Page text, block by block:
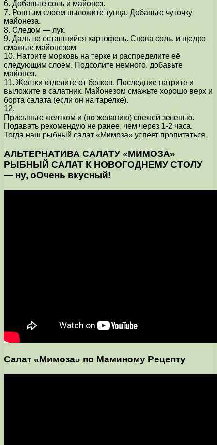
6. Добавьте соль и майонез.
7. Ровным слоем выложите тунца. Добавьте чуточку
майонеза.
8. Следом — лук.
9. Дальше оставшийся картофель. Снова соль, и щедро
смажьте майонезом.
10. Натрите морковь на терке и распределите её
следующим слоем. Подсолите немного, добавьте
майонез.
11. Желтки отделите от белков. Последние натрите и
выложите в салатник. Майонезом смажьте хорошо верх и
борта салата (если он на тарелке).
12.
Присыпьте желтком и (по желанию) свежей зеленью.
Подавать рекомендую не ранее, чем через 1-2 часа.
Тогда наш рыбный салат «Мимоза» успеет пропитаться.
АЛЬТЕРНАТИВА САЛАТУ «МИМОЗА»
РЫБНЫЙ САЛАТ К НОВОГОДНЕМУ СТОЛУ
— ну, оОчень вкусный!
Салат «Мимоза» по Маминому Рецепту